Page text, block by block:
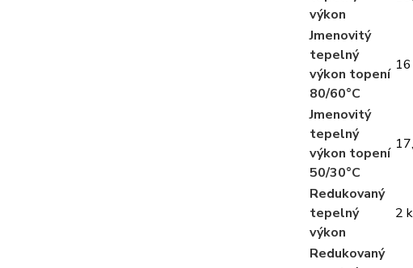
výkon
Jmenovitý
tepelný
výkon topení
80/60°C
Jmenovitý
tepelný
výkon topení
50/30°C
Redukovaný
tepelný
výkon
2
Redukovaný